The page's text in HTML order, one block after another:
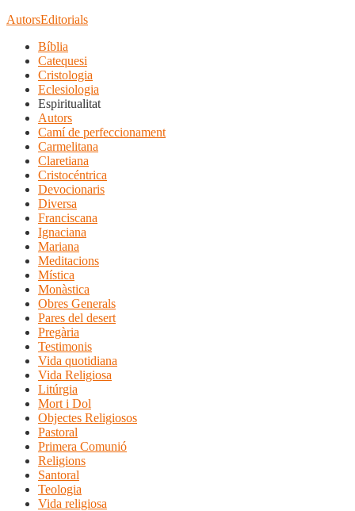
AutorsEditorials
Bíblia
Catequesi
Cristologia
Eclesiologia
Espiritualitat
Autors
Camí de perfeccionament
Carmelitana
Claretiana
Cristocéntrica
Devocionaris
Diversa
Franciscana
Ignaciana
Mariana
Meditacions
Mística
Monàstica
Obres Generals
Pares del desert
Pregària
Testimonis
Vida quotidiana
Vida Religiosa
Litúrgia
Mort i Dol
Objectes Religiosos
Pastoral
Primera Comunió
Religions
Santoral
Teologia
Vida religiosa